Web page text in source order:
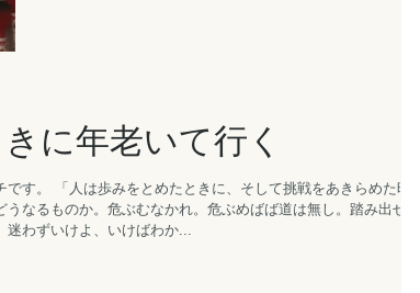
に年老いて行く
す。 「人は歩みをとめたときに、そして挑戦をあきらめた時に
なるものか。危ぶむなかれ。危ぶめばば道は無し。踏み出せば
わずいけよ、いけばわか...